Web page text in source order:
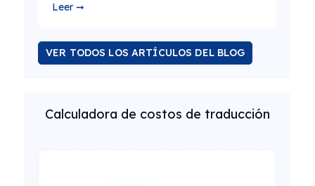
Leer ➞
VER TODOS LOS ARTÍCULOS DEL BLOG
Calculadora de costos de traducción